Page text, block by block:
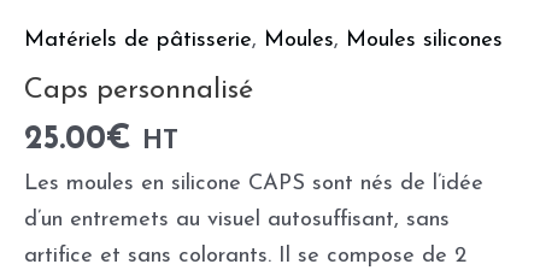
Matériels de pâtisserie, Moules, Moules silicones
Caps personnalisé
25.00€ HT
Les moules en silicone CAPS sont nés de l’idée
d’un entremets au visuel autosuffisant, sans
artifice et sans colorants. Il se compose de 2